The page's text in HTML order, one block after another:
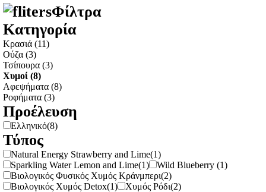
Λεωφ. Πηγής 69, Μελίσσια 151 27
ΑΡΧΙΚΗ ΠΟΤΑ - ΧΥΜΟΙ - ΑΦΕΨΗΜΑΤΑ
Χυμοί
Φίλτρα
Κατηγορία
Κρασιά (11)
Ούζα (3)
Τσίπουρα (3)
Χυμοί (8)
Αφεψήματα (8)
Ροφήματα (3)
Προέλευση
Ελληνικό(8)
Τύπος
Natural Energy Strawberry and Lime(1)
Sparkling Water Lemon and Lime(1) Wild Blueberry (1)
Βιολογικός Φυσικός Χυμός Κράνμπερι(2)
Βιολογικός Χυμός Detox(1) Χυμός Ρόδι(2)
Προϊόντα(8)